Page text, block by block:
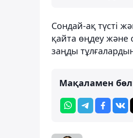
Сондай-ақ түсті
қайта өңдеу және
заңды
Мақаламен